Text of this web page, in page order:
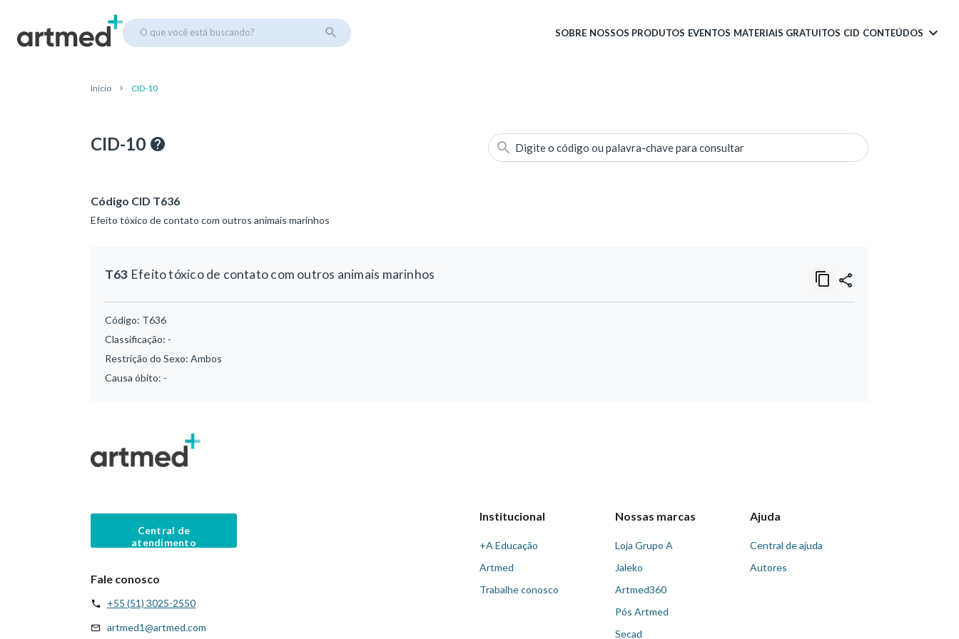
O que você está buscando? SOBRE NOSSOS PRODUTOS EVENTOS MATERIAIS GRATUITOS CID CONTEÚDOS
Início CID-10
CID-10 Digite o código ou palavra-chave para consultar
Código CID T636
Efeito tóxico de contato com outros animais marinhos
T63 Efeito tóxico de contato com outros animais marinhos
Código: T636
Classificação: -
Restrição do Sexo: Ambos
Causa óbito: -
Central de
atendimento
Fale conosco
+55 (51) 3025-2550
artmed1@artmed.com
Institucional
+A Educação
Artmed
Trabalhe conosco
Nossas marcas
Loja Grupo A
Jaleko
Artmed360
Pós Artmed
Secad
Ajuda
Central de ajuda
Autores